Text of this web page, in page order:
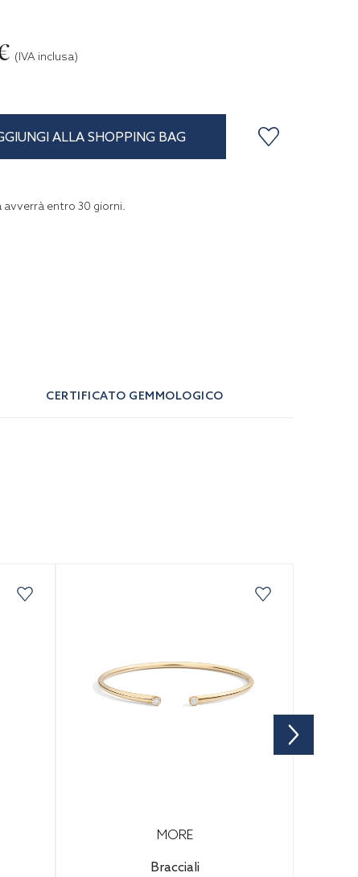
(IVA inclusa)
ALLA SHOPPING BAG
avverrà entro 30 giorni.
CERTIFICATO GEMMOLOGICO
MORE
Bracciali